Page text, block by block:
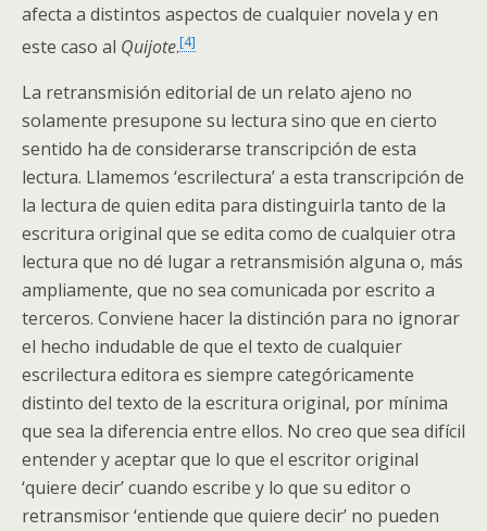
afecta a distintos aspectos de cualquier novela y en
este caso al Quijote.[4]
La retransmisión editorial de un relato ajeno no
solamente presupone su lectura sino que en cierto
sentido ha de considerarse transcripción de esta
lectura. Llamemos ‘escrilectura’ a esta transcripción de
la lectura de quien edita para distinguirla tanto de la
escritura original que se edita como de cualquier otra
lectura que no dé lugar a retransmisión alguna o, más
ampliamente, que no sea comunicada por escrito a
terceros. Conviene hacer la distinción para no ignorar
el hecho indudable de que el texto de cualquier
escrilectura editora es siempre categóricamente
distinto del texto de la escritura original, por mínima
que sea la diferencia entre ellos. No creo que sea difícil
entender y aceptar que lo que el escritor original
‘quiere decir’ cuando escribe y lo que su editor o
retransmisor ‘entiende que quiere decir’ no pueden